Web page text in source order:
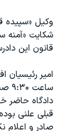
آرشیو پخش
مجموعه
تریبونال مردمی
چهل سال
قانون شفافیت
اعتراضات
اسرائیل در
وکیل «سپیده
شکایت «آمنه
قانون این
دادگاه حاضر
قبلی علنی
صادر و اعلام